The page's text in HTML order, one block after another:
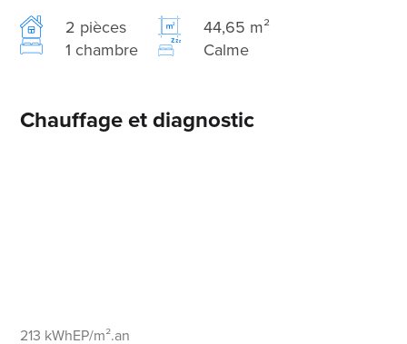
2 pièces
44,65 m²
1 chambre
Calme
Chauffage et diagnostic
213 kWhEP/m².an